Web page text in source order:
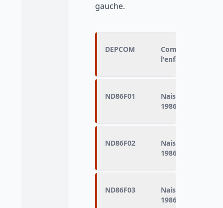
gauche.
DEPCOM
Commune de
l'enfant
ND86F01
Naissances
1986
ND86F02
Naissances
1986
ND86F03
Naissances
1986